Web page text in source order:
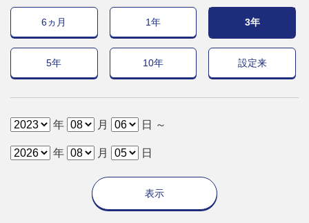
6ヵ月 1年 3年
5年 10年 設定来
年 月 日 ～
年 月 日
表示